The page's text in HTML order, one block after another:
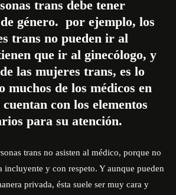
trans debe tener
género. por ejemplo, los
trans no pueden ir al
que ir al ginecólogo, y
las mujeres trans, es lo
muchos de los médicos en
con los elementos
para su atención.
trans no asisten al médico, porque no
incluyente y con respeto. Y aunque pueden
privada, ésta suele ser muy cara y